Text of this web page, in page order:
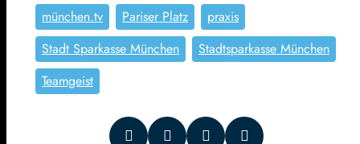
münchen.tv
Pariser Platz
praxis
Stadt Sparkasse München
Stadtsparkasse München
Teamgeist